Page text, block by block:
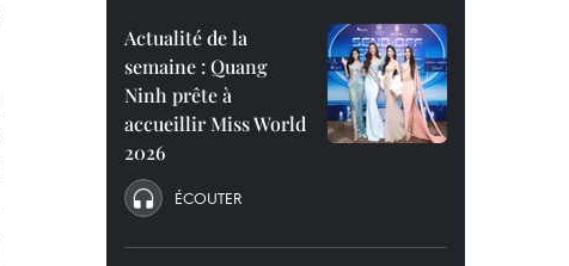
Actualité de la
semaine : Quang
Ninh prête à
accueillir Miss World
2026
ÉCOUTER